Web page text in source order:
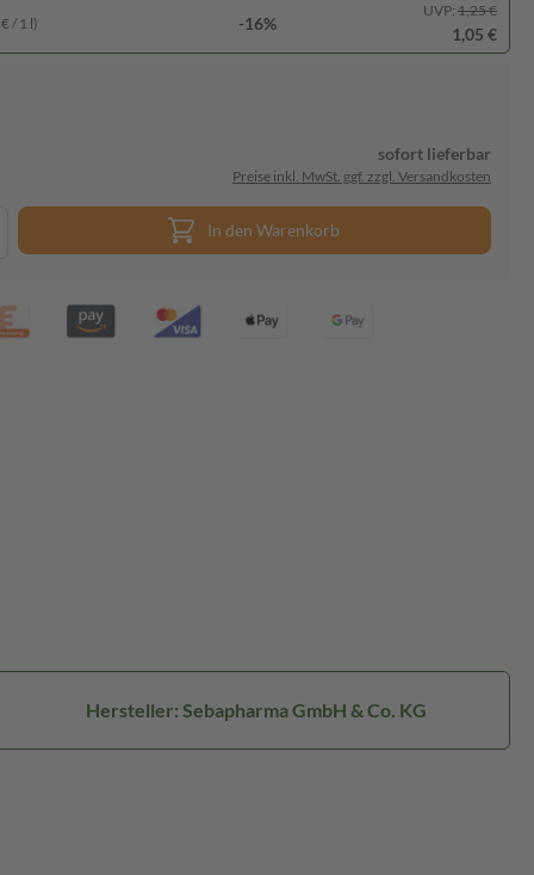
/ 1 l) -16%
UVP: 1,25 €
1,05 €
sofort lieferbar
Preise inkl. MwSt. ggf. zzgl. Versandkosten
In den Warenkorb
Hersteller: Sebapharma GmbH & Co. KG